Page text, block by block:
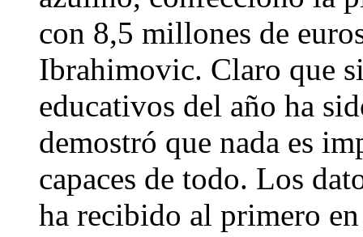
con 8,5 millones de
Ibrahimovic. Claro que
educativos del año ha
demostró que nada es
capaces de todo. Los
ha recibido al primero